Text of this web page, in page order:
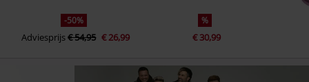
-50%
Adviesprijs€ 54,95 € 26,99
%
€ 30,99